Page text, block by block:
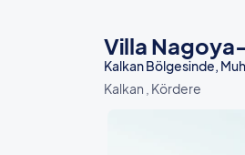
Villa
Kalkan Bölgesinde,
Kalkan , Kördere